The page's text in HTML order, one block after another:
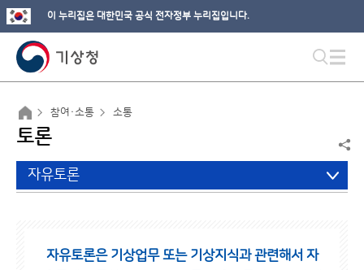
이 누리집은 대한민국 공식 전자정부 누리집입니다.
참여·소통 소통
토론
자유토론
자유토론은 기상업무 또는 기상지식과 관련해서 자